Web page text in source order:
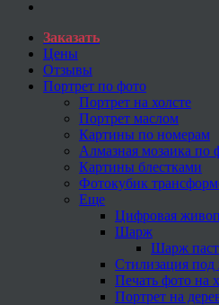
Заказать
Цены
Отзывы
Портрет по фото
Портрет на холсте
Портрет маслом
Картины по номерам
Алмазная мозаика по
Картины блестками
Фотокубик
Еще
Цифровая
Шарж
Шарж
Стилизация
Печать фото на
Портрет на